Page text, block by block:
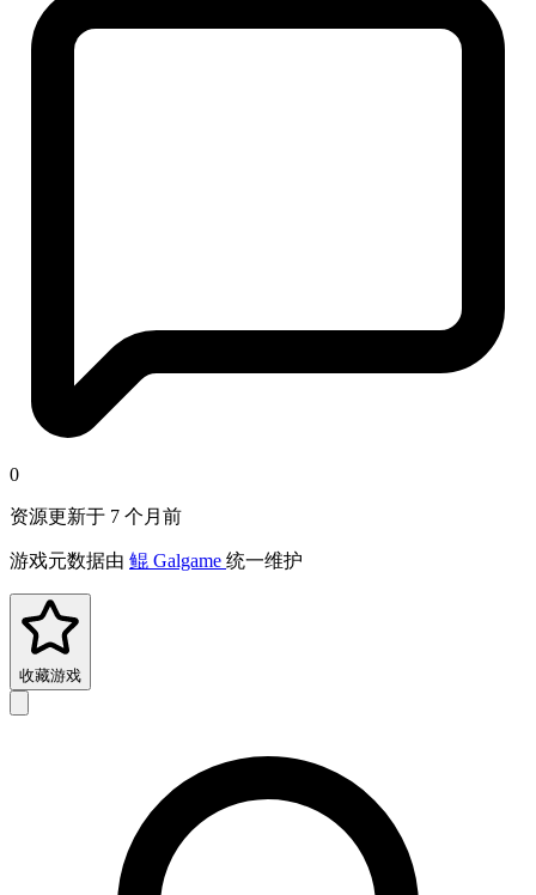
0
资源更新于 7 个月前
游戏元数据由 鲲 Galgame 统一维护
收藏游戏